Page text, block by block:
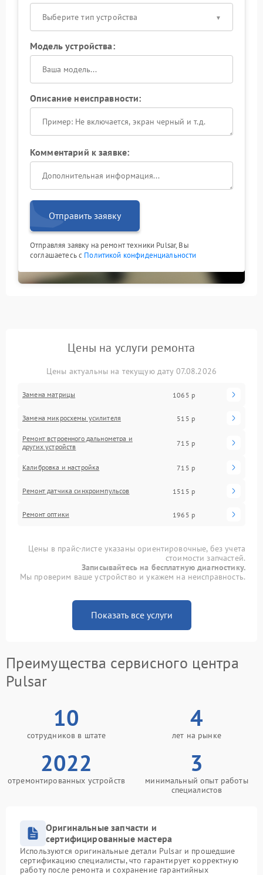
Выберите тип устройства
Модель устройства:
Описание неисправности:
Комментарий к заявке:
Отправить заявку
Отправляя заявку на ремонт техники Pulsar, Вы
соглашаетесь с Политикой конфиденциальности
Цены на услуги ремонта
Цены актуальны на текущую дату 07.08.2026
Замена матрицы 1065 р
Замена микросхемы усилителя 515 р
Ремонт встроенного дальнометра и
других устройств
715 р
Калибровка и настройка 715 р
Ремонт датчика синхроимпульсов 1515 р
Ремонт оптики 1965 р
Цены в прайс-листе указаны ориентировочные, без учета
стоимости запчастей.
Записывайтесь на бесплатную диагностику.
Мы проверим ваше устройство и укажем на неисправность.
Показать все услуги
Преимущества сервисного центра
Pulsar
10
сотрудников в штате
4
лет на рынке
2022
отремонтированных устройств
3
минимальный опыт работы
специалистов
Оригинальные запчасти и
сертифицированные мастера
Используются оригинальные детали Pulsar и прошедшие
сертификацию специалисты, что гарантирует корректную
работу после ремонта и сохранение гарантийных